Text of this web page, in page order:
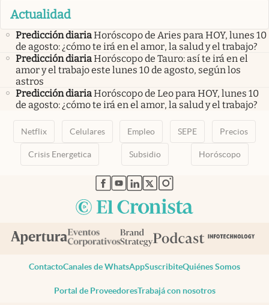
Actualidad
Predicción diariaHoróscopo de Aries para HOY, lunes 10
de agosto: ¿cómo te irá en el amor, la salud y el trabajo?
Predicción diariaHoróscopo de Tauro: así te irá en el
amor y el trabajo este lunes 10 de agosto, según los
astros
Predicción diariaHoróscopo de Leo para HOY, lunes 10
de agosto: ¿cómo te irá en el amor, la salud y el trabajo?
Netflix Celulares Empleo SEPE Precios
Crisis Energetica Subsidio Horóscopo
abre en nueva pestaña
abre en nueva pestaña
abre en nueva pestaña
abre en nueva pestaña
abre en nueva pestaña
ContactoCanales de WhatsAppSuscribiteQuiénes Somos
Portal de ProveedoresTrabajá con nosotros